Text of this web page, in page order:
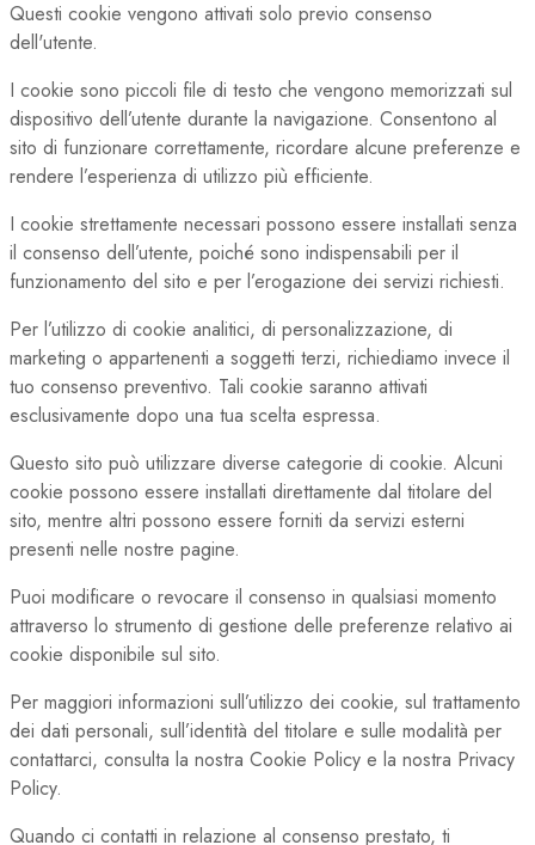
Questi cookie vengono attivati solo previo consenso
dell'utente.
I cookie sono piccoli file di testo che vengono memorizzati sul
dispositivo dell’utente durante la navigazione. Consentono al
sito di funzionare correttamente, ricordare alcune preferenze e
rendere l’esperienza di utilizzo più efficiente.
I cookie strettamente necessari possono essere installati senza
il consenso dell’utente, poiché sono indispensabili per il
funzionamento del sito e per l’erogazione dei servizi richiesti.
Per l’utilizzo di cookie analitici, di personalizzazione, di
marketing o appartenenti a soggetti terzi, richiediamo invece il
tuo consenso preventivo. Tali cookie saranno attivati
esclusivamente dopo una tua scelta espressa.
Questo sito può utilizzare diverse categorie di cookie. Alcuni
cookie possono essere installati direttamente dal titolare del
sito, mentre altri possono essere forniti da servizi esterni
presenti nelle nostre pagine.
Puoi modificare o revocare il consenso in qualsiasi momento
attraverso lo strumento di gestione delle preferenze relativo ai
cookie disponibile sul sito.
Per maggiori informazioni sull’utilizzo dei cookie, sul trattamento
dei dati personali, sull’identità del titolare e sulle modalità per
contattarci, consulta la nostra Cookie Policy e la nostra Privacy
Policy.
Quando ci contatti in relazione al consenso prestato, ti